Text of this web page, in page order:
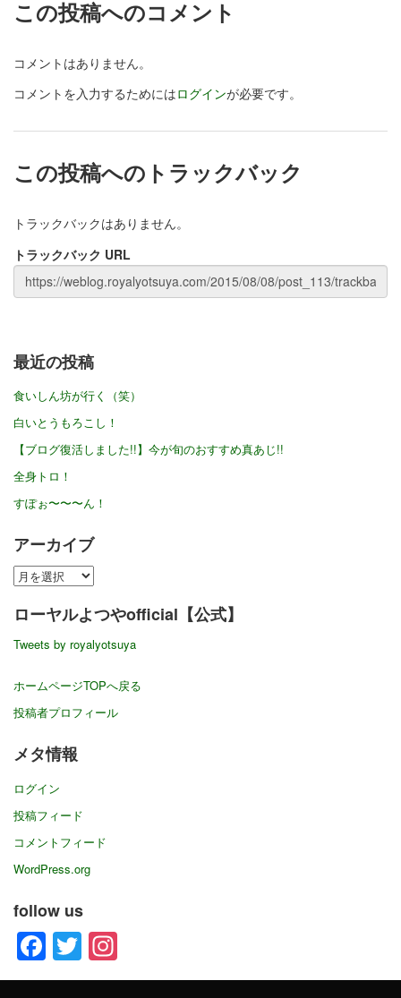
この投稿へのコメント
コメントはありません。
コメントを入力するためにはログインが必要です。
この投稿へのトラックバック
トラックバックはありません。
トラックバック URL
最近の投稿
食いしん坊が行く（笑）
白いとうもろこし！
【ブログ復活しました!!】今が旬のおすすめ真あじ!!
全身トロ！
すぽぉ〜〜〜ん！
アーカイブ
ア
カ
ブ
ローヤルよつやofficial【公式】
Tweets by royalyotsuya
ホームページTOPへ戻る
投稿者プロフィール
メタ情報
ログイン
投稿フィード
コメントフィード
WordPress.org
follow us
Facebook
Twitter